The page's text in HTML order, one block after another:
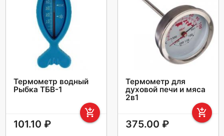
Термометр водный
Рыбка ТБВ-1
add_shopping_cart
101.10 ₽
Термометр для
духовой печи и мяса
2в1
add_shopping_cart
375.00 ₽